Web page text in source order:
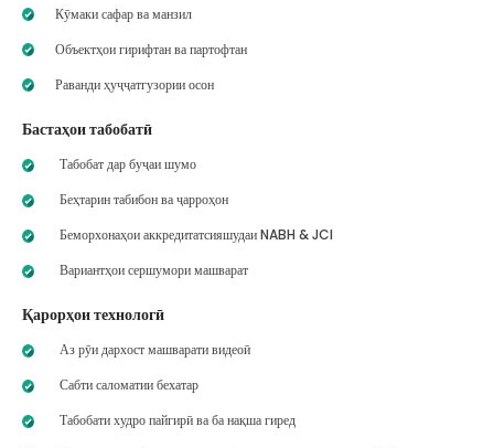
Кӯмаки сафар ва манзил
Объектҳои гирифтан ва партофтан
Раванди ҳуҷҷатгузории осон
Бастаҳои табобатӣ
Табобат дар буҷаи шумо
Беҳтарин табибон ва ҷарроҳон
Беморхонаҳои аккредитатсияшудаи NABH & JCI
Вариантҳои сершумори машварат
Қарорҳои технологӣ
Аз рӯи дархост машварати видеоӣ
Сабти саломатии бехатар
Табобати худро пайгирӣ ва ба нақша гиред